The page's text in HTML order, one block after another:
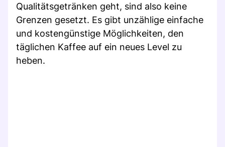
Qualitätsgetränken geht, sind also keine
Grenzen gesetzt. Es gibt unzählige einfache
und kostengünstige Möglichkeiten, den
täglichen Kaffee auf ein neues Level zu
heben.